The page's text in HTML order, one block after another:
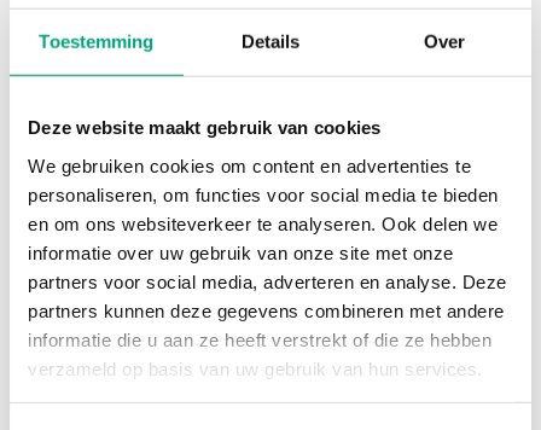
Toestemming Details Over
Deze website maakt gebruik van cookies
We gebruiken cookies om content en advertenties te
personaliseren, om functies voor social media te bieden
en om ons websiteverkeer te analyseren. Ook delen we
informatie over uw gebruik van onze site met onze
partners voor social media, adverteren en analyse. Deze
partners kunnen deze gegevens combineren met andere
informatie die u aan ze heeft verstrekt of die ze hebben
verzameld op basis van uw gebruik van hun services.
REGIN
TIM480N
Timer with alternating relay
Voltage range